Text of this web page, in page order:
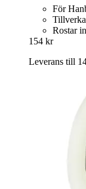
För
Rostar
154 kr
Leverans till